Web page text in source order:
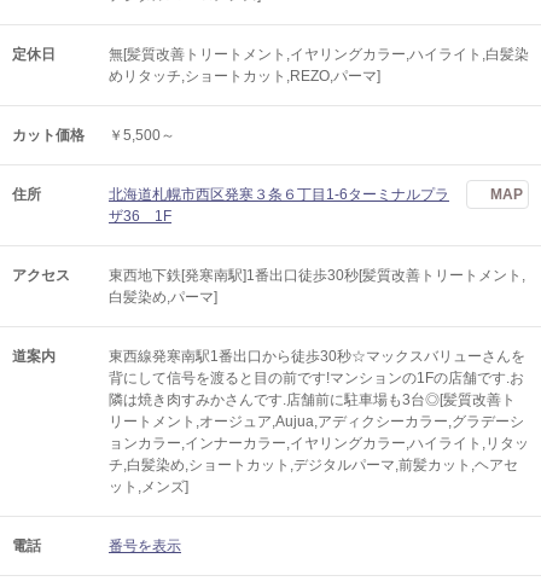
定休日
無[髪質改善トリートメント,イヤリングカラー,ハイライト,白髪染
めリタッチ,ショートカット,REZO,パーマ]
カット価格 ￥5,500～
住所
北海道札幌市西区発寒３条６丁目1-6ターミナルプラ
ザ36 1F
MAP
アクセス
東西地下鉄[発寒南駅]1番出口徒歩30秒[髪質改善トリートメント,
白髪染め,パーマ]
道案内
東西線発寒南駅1番出口から徒歩30秒☆マックスバリューさんを
背にして信号を渡ると目の前です!マンションの1Fの店舗です.お
隣は焼き肉すみかさんです.店舗前に駐車場も3台◎[髪質改善ト
リートメント,オージュア,Aujua,アディクシーカラー,グラデーシ
ョンカラー,インナーカラー,イヤリングカラー,ハイライト,リタッ
チ,白髪染め,ショートカット,デジタルパーマ,前髪カット,ヘアセ
ット,メンズ]
電話 番号を表示